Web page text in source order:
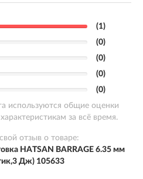
(1)
(0)
(0)
(0)
(0)
используются общие оценки
за всё время.
отзыв о товаре:
HATSAN BARRAGE 6.35 мм
Дж) 105633